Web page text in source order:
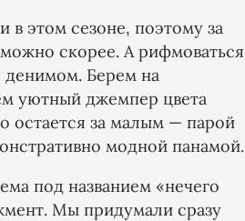
в этом сезоне, поэтому за
скорее. А рифмоваться
денимом. Берем на
уютный джемпер цвета
остается за малым — парой
модной панамой.
под названием «нечего
Мы придумали сразу